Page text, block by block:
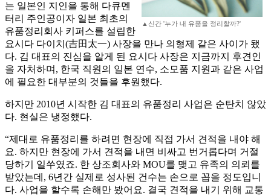
▲신간 '누가 내 유품을 정리할까?'
는 일본인 지인을 통해 다큐멘
터리 주인공이자 일본 최초의
유품정리회사 키퍼스를 설립한
요시다 다이치(吉田太一) 사장을 만나 의형제 같은 사이가 됐
다. 김 대표의 진심을 알게 된 요시다 사장은 지금까지 후견인
을 자처하며, 한국 직원의 일본 연수, 소모품 지원과 같은 사업
에 필요한 대부분의 것들을 후원했다.
하지만 2010년 시작한 김 대표의 유품정리 사업은 순탄치 않았
다. 현실은 냉정했다.
“제대로 유품정리를 하려면 현장에 직접 가서 견적을 내야 해
요. 하지만 현장에 가서 견적을 내면 비싸고 번거롭다며 거절
당하기 일쑤였죠. 한 상조회사와 MOU를 맺고 유족의 의뢰를
받았는데, 6년간 실제로 성사된 건수는 손으로 꼽을 정도입니
다. 사업을 할수록 손해만 봤어요. 결국 견적을 내기 위해 교통